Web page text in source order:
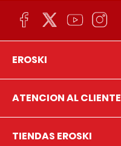
EROSKI
ATENCION AL CLIENTE
TIENDAS EROSKI